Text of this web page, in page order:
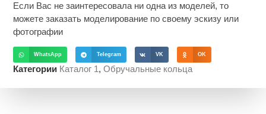
Если Вас не заинтересовала ни одна из моделей, то
можете заказать моделирование по своему эскизу или
фотографии
WhatsApp Telegram VK OK
Категории Каталог 1,Обручальные кольца